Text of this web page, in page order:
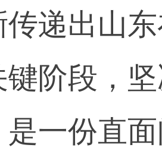
传递出山
阶段，
是一份直